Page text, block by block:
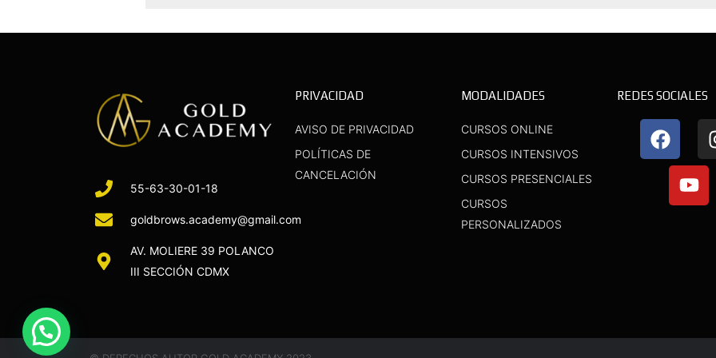
55-63-30-01-18
goldbrows.academy@gmail.com
AV. MOLIERE 39 POLANCO
III SECCIÓN CDMX
PRIVACIDAD
AVISO DE PRIVACIDAD
POLÍTICAS DE
CANCELACIÓN
MODALIDADES
CURSOS ONLINE
CURSOS INTENSIVOS
CURSOS PRESENCIALES
CURSOS
PERSONALIZADOS
REDES SOCIALES
F
a
c
b
Y
u
t
u